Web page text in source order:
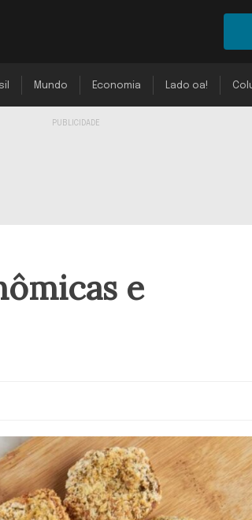
Mundo Economia Lado oa!
e